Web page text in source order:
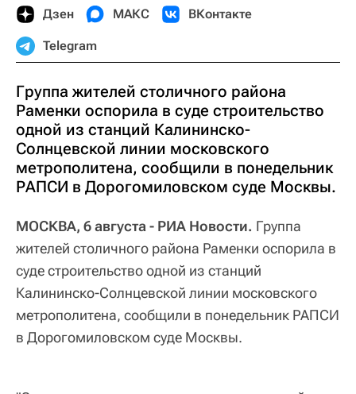
Дзен МАКС ВКонтакте
Telegram
Группа жителей столичного района
Раменки оспорила в суде строительство
одной из станций Калининско-
Солнцевской линии московского
метрополитена, сообщили в понедельник
РАПСИ в Дорогомиловском суде Москвы.
МОСКВА, 6 августа - РИА Новости. Группа
жителей столичного района Раменки оспорила в
суде строительство одной из станций
Калининско-Солнцевской линии московского
метрополитена, сообщили в понедельник РАПСИ
в Дорогомиловском суде Москвы.